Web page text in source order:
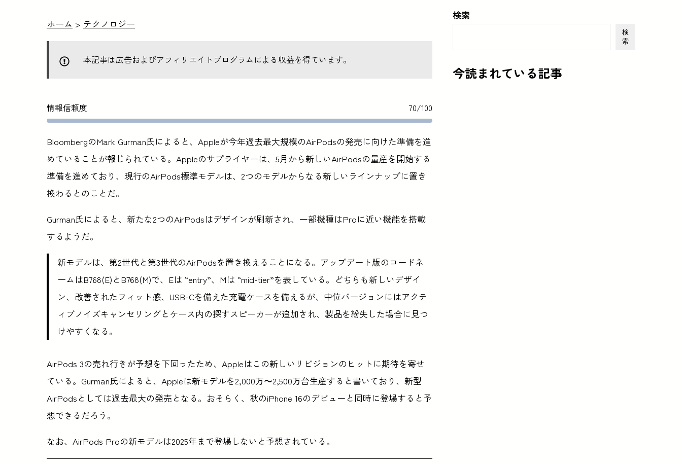
ホーム > テクノロジー
本記事は広告およびアフィリエイトプログラムによる収益を得ています。
情報信頼度 70/100
BloombergのMark Gurman氏によると、Appleが今年過去最大規模のAirPodsの発売に向けた準備を進
めていることが報じられている。Appleのサプライヤーは、5月から新しいAirPodsの量産を開始する
準備を進めており、現行のAirPods標準モデルは、2つのモデルからなる新しいラインナップに置き
換わるとのことだ。
Gurman氏によると、新たな2つのAirPodsはデザインが刷新され、一部機種はProに近い機能を搭載
するようだ。
新モデルは、第2世代と第3世代のAirPodsを置き換えることになる。アップデート版のコードネ
ームはB768(E)とB768(M)で、Eは “entry”、Mは “mid-tier”を表している。どちらも新しいデザイ
ン、改善されたフィット感、USB-Cを備えた充電ケースを備えるが、中位バージョンにはアクテ
ィブノイズキャンセリングとケース内の探すスピーカーが追加され、製品を紛失した場合に見つ
けやすくなる。
AirPods 3の売れ行きが予想を下回ったため、Appleはこの新しいリビジョンのヒットに期待を寄せ
ている。Gurman氏によると、Appleは新モデルを2,000万〜2,500万台生産すると書いており、新型
AirPodsとしては過去最大の発売となる。おそらく、秋のiPhone 16のデビューと同時に登場すると予
想できるだろう。
なお、AirPods Proの新モデルは2025年まで登場しないと予想されている。
検索
検
索
今読まれている記事